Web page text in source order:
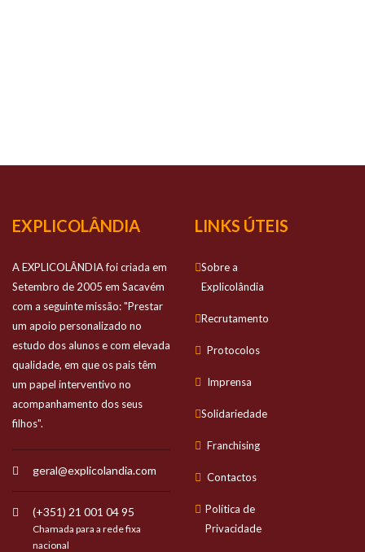
EXPLICOLÂNDIA
A EXPLICOLÂNDIA foi criada em
Setembro de 2005 em Sacavém
com a seguinte missão: "Prestar
um apoio personalizado no
estudo dos alunos e com elevada
qualidade, em que os pais têm
um papel interventivo no
acompanhamento dos seus
filhos".
geral@explicolandia.com
(+351) 21 001 04 95
Chamada para a rede fixa
nacional
LINKS ÚTEIS
Sobre a
Explicolândia
Recrutamento
Protocolos
Imprensa
Solidariedade
Franchising
Contactos
Política de
Privacidade